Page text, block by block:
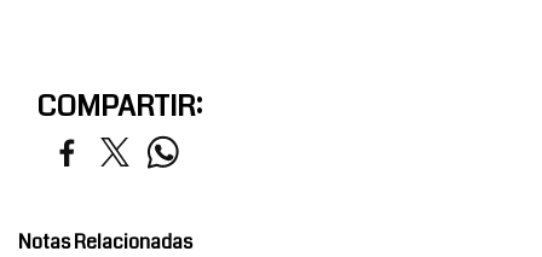
COMPARTIR:
Notas Relacionadas